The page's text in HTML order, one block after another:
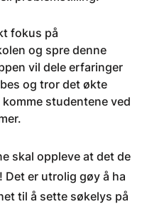
fokus på
og spre denne
vil dele erfaringer
og tror det økte
studentene ved
skal oppleve at det de
er utrolig gøy å ha
til å sette søkelys på